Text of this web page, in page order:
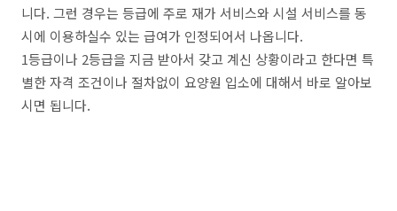
니다. 그런 경우는 등급에 주로 재가 서비스와 시설 서비스를 동
시에 이용하실수 있는 급여가 인정되어서 나옵니다.
1등급이나 2등급을 지금 받아서 갖고 계신 상황이라고 한다면 특
별한 자격 조건이나 절차없이 요양원 입소에 대해서 바로 알아보
시면 됩니다.